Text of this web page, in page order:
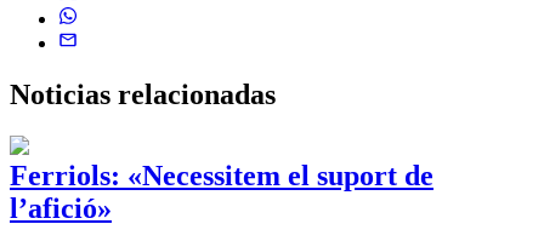
Noticias relacionadas
Ferriols: «Necessitem el suport de
l’afició»